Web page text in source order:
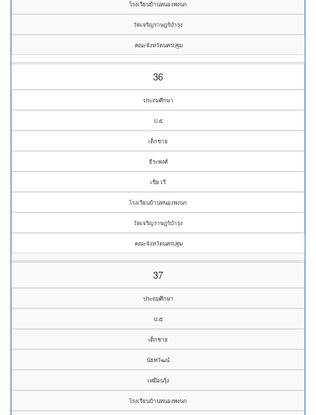
โรงเรียนบ้านหนองพงนก
วัดเจริญราษฎร์บำรุง
คณะจังหวัดนครปฐม
36
ประถมศึกษา
ป.๕
เด็กชาย
ธีระพงศ์
เขียวรี
โรงเรียนบ้านหนองพงนก
วัดเจริญราษฎร์บำรุง
คณะจังหวัดนครปฐม
37
ประถมศึกษา
ป.๕
เด็กชาย
นัธทวัฒน์
เหมือนรุ้ง
โรงเรียนบ้านหนองพงนก